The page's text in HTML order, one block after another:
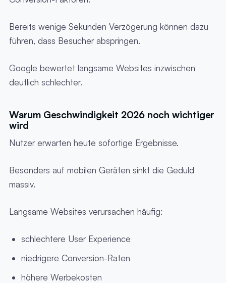
Bereits wenige Sekunden Verzögerung können dazu
führen, dass Besucher abspringen.
Google bewertet langsame Websites inzwischen
deutlich schlechter.
Warum Geschwindigkeit 2026 noch wichtiger
wird
Nutzer erwarten heute sofortige Ergebnisse.
Besonders auf mobilen Geräten sinkt die Geduld
massiv.
Langsame Websites verursachen häufig:
schlechtere User Experience
niedrigere Conversion-Raten
höhere Werbekosten